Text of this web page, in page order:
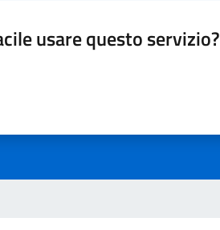
usare questo servizio?